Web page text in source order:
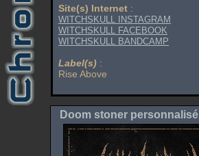
Site(s) Internet :
WITCHSKULL INSTAGRAM
WITCHSKULL FACEBOOK
WITCHSKULL BANDCAMP
Label(s) :
Rise Above
Doom stoner personnalisé